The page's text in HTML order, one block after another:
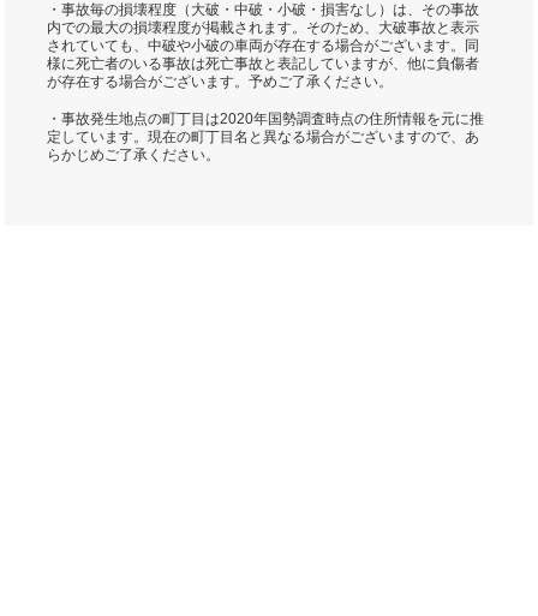
・事故毎の損壊程度（大破・中破・小破・損害なし）は、その事故
内での最大の損壊程度が掲載されます。そのため、大破事故と表示
されていても、中破や小破の車両が存在する場合がございます。同
様に死亡者のいる事故は死亡事故と表記していますが、他に負傷者
が存在する場合がございます。予めご了承ください。
・事故発生地点の町丁目は2020年国勢調査時点の住所情報を元に推
定しています。現在の町丁目名と異なる場合がございますので、あ
らかじめご了承ください。